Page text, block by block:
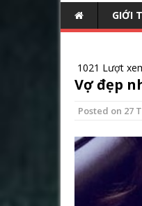
GIỚI
1021 Lượt
Vợ đẹp
Posted on 27